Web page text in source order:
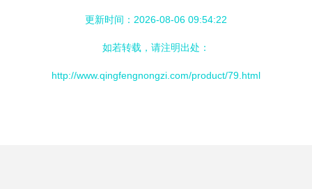
更新时间：2026-08-06 09:54:22
如若转载，请注明出处：
http://www.qingfengnongzi.com/product/79.html